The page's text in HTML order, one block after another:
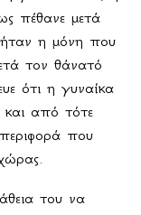
πέθανε μετά
η μόνη που
τον θάνατό
ότι η γυναίκα
και από τότε
που
του να